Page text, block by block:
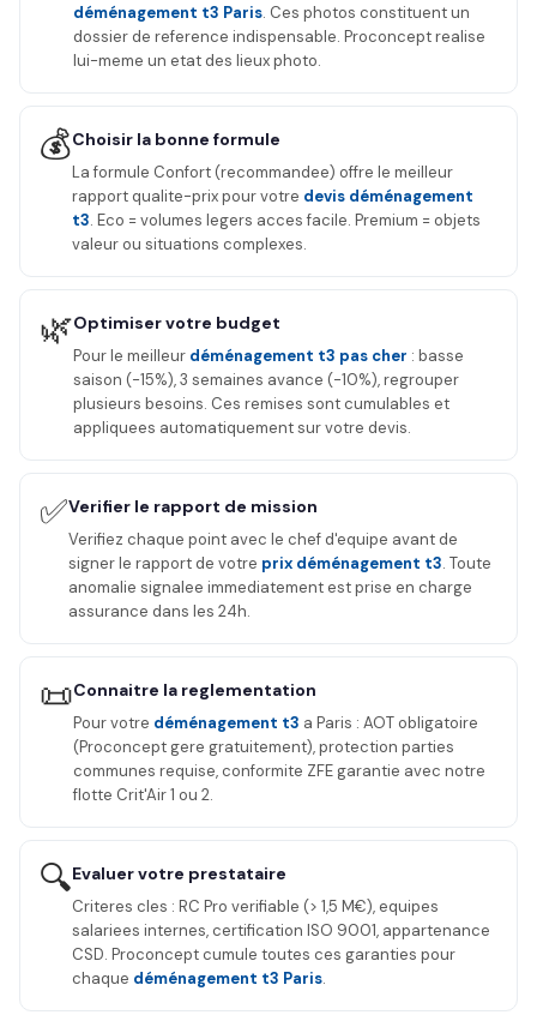
déménagement t3 Paris. Ces photos constituent un
dossier de reference indispensable. Proconcept realise
lui-meme un etat des lieux photo.
💰Choisir la bonne formule
La formule Confort (recommandee) offre le meilleur
rapport qualite-prix pour votre devis déménagement
t3. Eco = volumes legers acces facile. Premium = objets
valeur ou situations complexes.
🌿Optimiser votre budget
Pour le meilleur déménagement t3 pas cher : basse
saison (-15%), 3 semaines avance (-10%), regrouper
plusieurs besoins. Ces remises sont cumulables et
appliquees automatiquement sur votre devis.
✅Verifier le rapport de mission
Verifiez chaque point avec le chef d'equipe avant de
signer le rapport de votre prix déménagement t3. Toute
anomalie signalee immediatement est prise en charge
assurance dans les 24h.
📜Connaitre la reglementation
Pour votre déménagement t3 a Paris : AOT obligatoire
(Proconcept gere gratuitement), protection parties
communes requise, conformite ZFE garantie avec notre
flotte Crit'Air 1 ou 2.
🔍Evaluer votre prestataire
Criteres cles : RC Pro verifiable (> 1,5 M€), equipes
salariees internes, certification ISO 9001, appartenance
CSD. Proconcept cumule toutes ces garanties pour
chaque déménagement t3 Paris.